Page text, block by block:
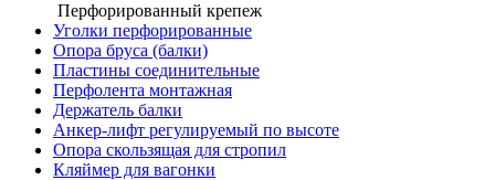
Перфорированный крепеж
Уголки перфорированные
Опора бруса (балки)
Пластины соединительные
Перфолента монтажная
Держатель балки
Анкер-лифт регулируемый по высоте
Опора скользящая для стропил
Кляймер для вагонки